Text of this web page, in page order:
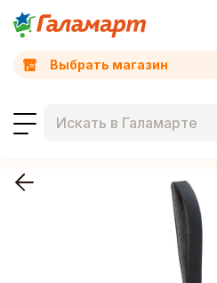
Выбрать магазин